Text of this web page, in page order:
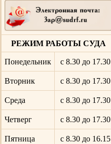
РЕЖИМ РАБОТЫ СУДА
Понедельник с 8.30 до 17.30
Вторник с 8.30 до 17.30
Среда с 8.30 до 17.30
Четверг с 8.30 до 17.30
Пятница с 8.30 до 16.15